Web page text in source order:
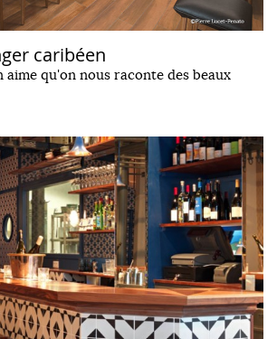
caribéen
aime qu'on nous raconte des beaux